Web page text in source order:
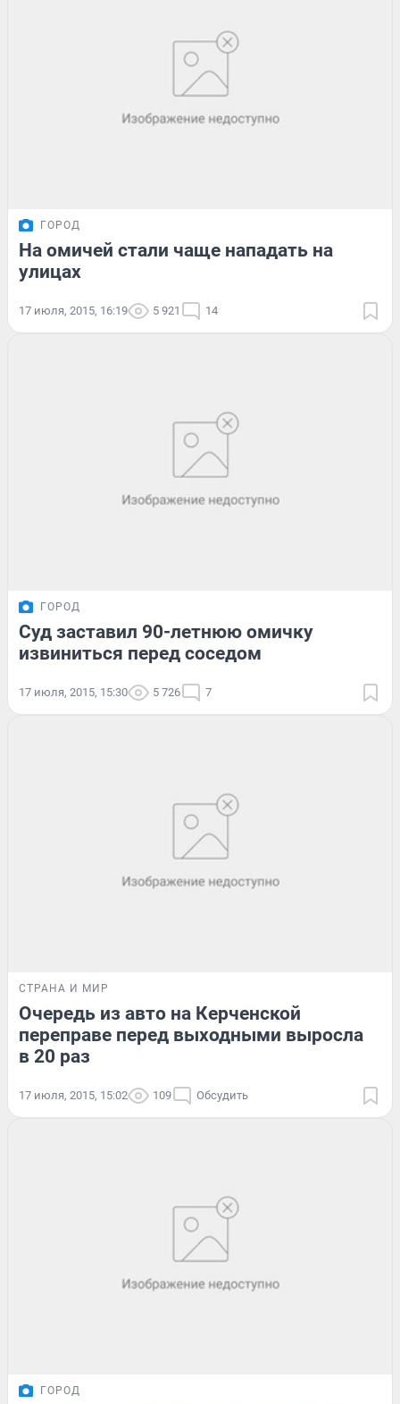
ГОРОД
На омичей стали чаще нападать на
улицах
17 июля, 2015, 16:19 5 921 14
ГОРОД
Суд заставил 90-летнюю омичку
извиниться перед соседом
17 июля, 2015, 15:30 5 726 7
СТРАНА И МИР
Очередь из авто на Керченской
переправе перед выходными выросла
в 20 раз
17 июля, 2015, 15:02 109 Обсудить
ГОРОД